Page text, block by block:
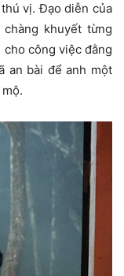
vị. Đạo diễn của
khuyết từng
công việc đằng
an bài để anh một